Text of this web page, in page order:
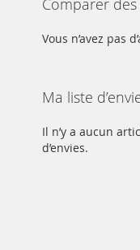
Comparer
Vous n’avez pas
Ma liste
Il n’y a aucun
d’envies.